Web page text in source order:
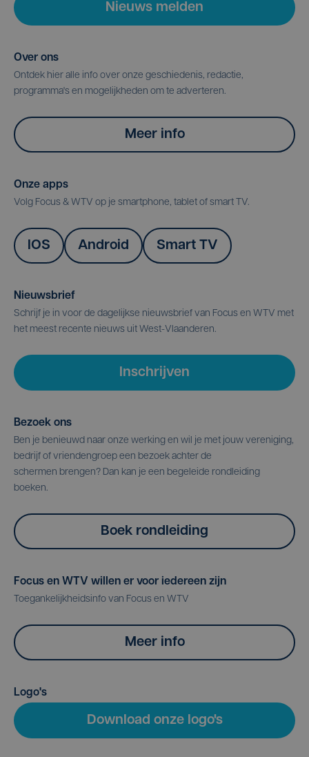
Nieuws melden
Over ons
Ontdek hier alle info over onze geschiedenis, redactie,
programma's en mogelijkheden om te adverteren.
Meer info
Onze apps
Volg Focus & WTV op je smartphone, tablet of smart TV.
IOS Android Smart TV
Nieuwsbrief
Schrijf je in voor de dagelijkse nieuwsbrief van Focus en WTV met
het meest recente nieuws uit West-Vlaanderen.
Inschrijven
Bezoek ons
Ben je benieuwd naar onze werking en wil je met jouw vereniging,
bedrijf of vriendengroep een bezoek achter de
schermen brengen? Dan kan je een begeleide rondleiding
boeken.
Boek rondleiding
Focus en WTV willen er voor iedereen zijn
Toegankelijkheidsinfo van Focus en WTV
Meer info
Logo's
Download onze logo's